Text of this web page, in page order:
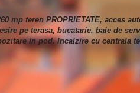
mp teren PROPRIETATE, acces
pe terasa, bucatarie, baie de
in pod. Incalzire cu centrala